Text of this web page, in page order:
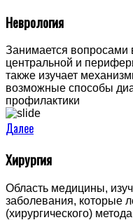
Неврология
Занимается вопросами
центральной и
также изучает
возможные способы
профилактики
Далее
Хирургия
Область медицины,
заболевания, которые
(хирургического) метода